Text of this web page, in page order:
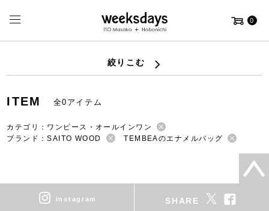
0
絞りこむ
ITEM 全0アイテム
カテゴリ：ワンピース・オールインワン
ブランド：SAITO WOOD
TEMBEAのエナメルバッグ
instagram SHARE